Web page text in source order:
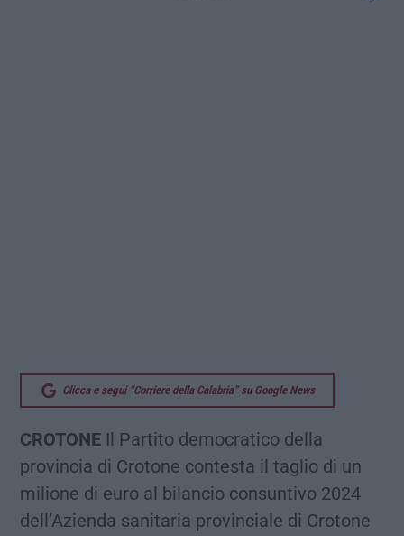
Clicca e segui “Corriere della Calabria” su Google News
CROTONE Il Partito democratico della
provincia di Crotone contesta il taglio di un
milione di euro al bilancio consuntivo 2024
dell’Azienda sanitaria provinciale di Crotone